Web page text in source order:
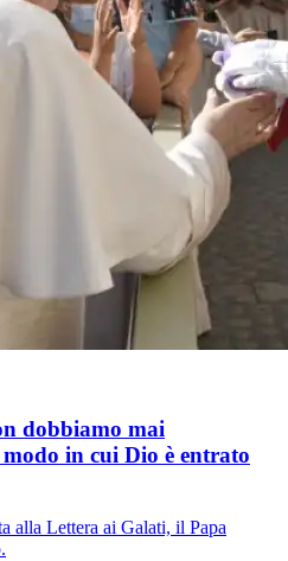
dobbiamo mai
in cui Dio è entrato
alla Lettera ai Galati, il Papa